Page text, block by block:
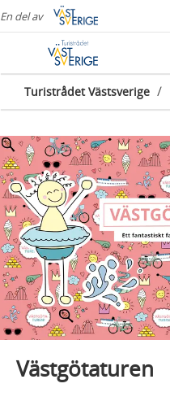
En del av
Turistrådet Västsverige /
Västgötaturen